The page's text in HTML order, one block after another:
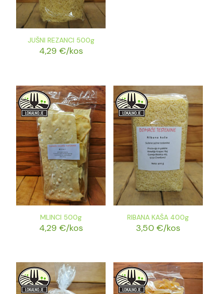
JUŠNI REZANCI 500g
4,29 €/kos
MLINCI 500g
4,29 €/kos
RIBANA KAŠA 400g
3,50 €/kos